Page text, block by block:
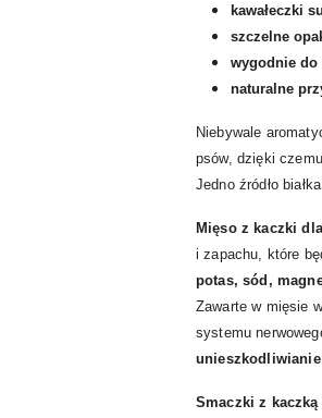
kawałeczki
szczelne
wygodnie do
naturalne
Niebywale
psów, dzięki
Jedno źródło
Mięso z kaczki
i zapachu, które
potas, sód,
Zawarte w mięsie
systemu
Smaczki z